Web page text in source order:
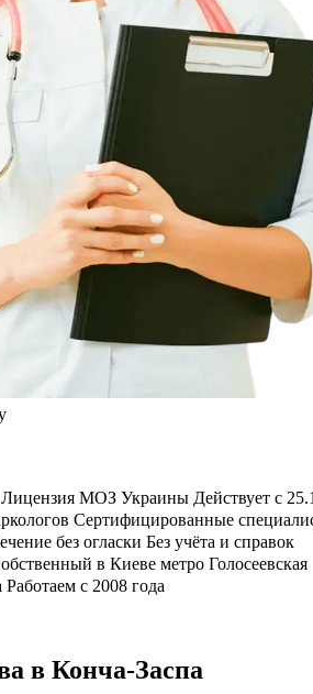
Лицензия МОЗ Украины Действует с
Сертифицированные
без огласки Без учёта и справок
в Киеве метро Голосеевская
Работаем с 2008 года
в Конча-Заспа